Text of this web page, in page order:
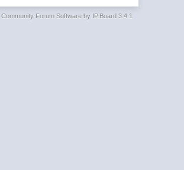
Community Forum Software by IP.Board 3.4.1